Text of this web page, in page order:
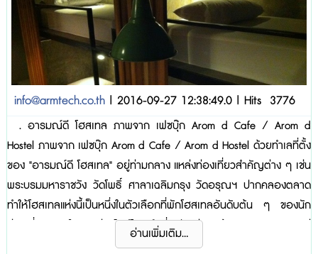
info@armtech.co.th| 2016-09-27 12:38:49.0 | Hits 3776
. อารมณ์ดี โฮสเทล ภาพจาก เฟซบุ๊ก Arom d Cafe / Arom d
Hostel ภาพจาก เฟซบุ๊ก Arom d Cafe / Arom d Hostel ด้วยทำเลที่ตั้ง
ของ "อารมณ์ดี โฮสเทล" อยู่ท่ามกลาง แหล่งท่องเที่ยวสำคัญต่าง ๆ เช่น
พระบรมมหาราชวัง วัดโพธิ์ ศาลาเฉลิมกรุง วัดอรุณฯ ปากคลองตลาด
ทำให้โฮสเทลแห่งนี้เป็นหนึ่งในตัวเลือกที่พักโฮสเทลอันดับต้น ๆ ของนัก
ท่องเที่ยว ภายในตกแต่งสไตล์โมเดิร์นที่ดูเรียบง่าย เน้นความสะอาดตา แต่
ก็คงไว้ซึ่งสีสันที่สอดแทรกอยู่ตามฝาผนัง ผ้าม่าน ทำให้แขกที่มาเข้าพักไม่รู้
อ่านเพิ่มเติม...